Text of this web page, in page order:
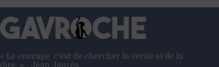
économique
ou
arnaque
politique
« Le courage, c'est de chercher la vérité et de la
dire. » - Jean Jaurès